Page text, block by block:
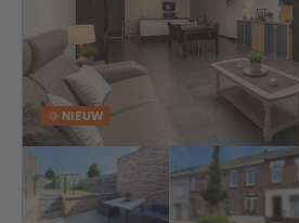
NIEUW